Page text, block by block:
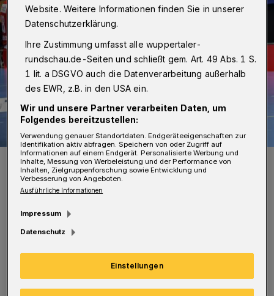
Max Darj im Dezember 2020 gegen Essen.
Foto: Dirk Freund
In einer Partie auf Augenhöhe hatten die
Dänen das bessere Ende für sich. Die
Schweden führten nach 41 Minuten zwar mit
Website. Weitere Informationen finden Sie in unserer
Datenschutzerklärung.
Ihre Zustimmung umfasst alle wuppertaler-
rundschau.de-Seiten und schließt gem. Art. 49 Abs. 1 S.
1 lit. a DSGVO auch die Datenverarbeitung außerhalb
des EWR, z.B. in den USA ein.
Wir und unsere Partner verarbeiten Daten, um
Folgendes bereitzustellen:
Verwendung genauer Standortdaten. Endgeräteeigenschaften zur
Identifikation aktiv abfragen. Speichern von oder Zugriff auf
Informationen auf einem Endgerät. Personalisierte Werbung und
Inhalte, Messung von Werbeleistung und der Performance von
Inhalten, Zielgruppenforschung sowie Entwicklung und
Verbesserung von Angeboten.
Ausführliche Informationen
Impressum
Datenschutz
Einstellungen